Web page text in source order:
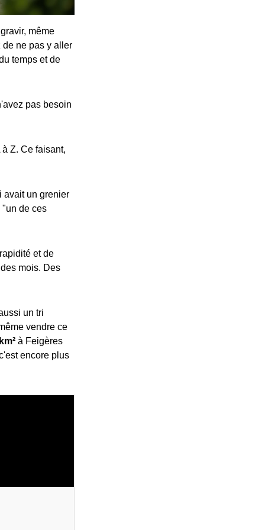
même
ne pas y aller
temps et de
pas besoin
Z. Ce faisant,
avait un grenier
"un de ces
et de
mois. Des
un tri
vendre ce
à Feigères
encore plus